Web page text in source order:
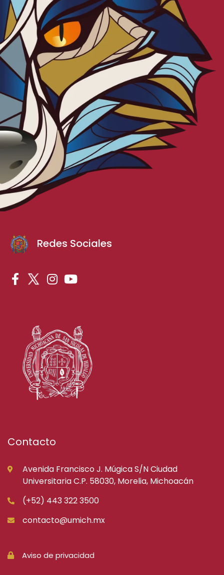
Redes Sociales
Contacto
Avenida Francisco J. Múgica S/N Ciudad
Universitaria C.P. 58030, Morelia, Michoacán
(+52) 443 322 3500
contacto@umich.mx
Aviso de privacidad